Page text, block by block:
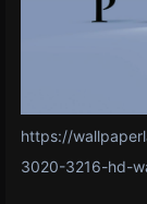
https://
3020-3216-hd-